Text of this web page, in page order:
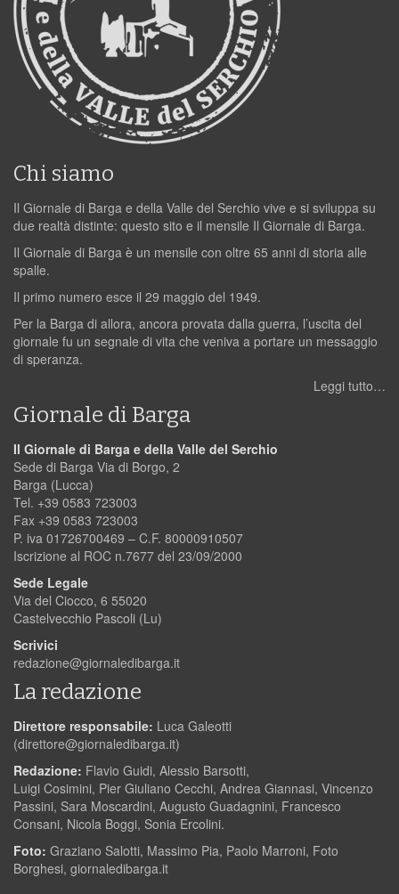
Chi siamo
Il Giornale di Barga e della Valle del Serchio vive e si sviluppa su
due realtà distinte: questo sito e il mensile Il Giornale di Barga.
Il Giornale di Barga è un mensile con oltre 65 anni di storia alle
spalle.
Il primo numero esce il 29 maggio del 1949.
Per la Barga di allora, ancora provata dalla guerra, l’uscita del
giornale fu un segnale di vita che veniva a portare un messaggio
di speranza.
Leggi tutto…
Giornale di Barga
Il Giornale di Barga e della Valle del Serchio
Sede di Barga Via di Borgo, 2
Barga (Lucca)
Tel. +39 0583 723003
Fax +39 0583 723003
P. iva 01726700469 – C.F. 80000910507
Iscrizione al ROC n.7677 del 23/09/2000
Sede Legale
Via del Ciocco, 6 55020
Castelvecchio Pascoli (Lu)
Scrivici
redazione@giornaledibarga.it
La redazione
Direttore responsabile: Luca Galeotti
(direttore@giornaledibarga.it)
Redazione: Flavio Guidi, Alessio Barsotti,
Luigi Cosimini, Pier Giuliano Cecchi, Andrea Giannasi, Vincenzo
Passini, Sara Moscardini, Augusto Guadagnini, Francesco
Consani, Nicola Boggi, Sonia Ercolini.
Foto: Graziano Salotti, Massimo Pia, Paolo Marroni, Foto
Borghesi, giornaledibarga.it